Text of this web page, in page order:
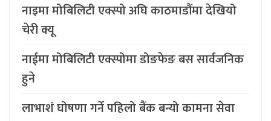
नाइमा मोबिलिटी एक्स्पो अघि काठमाडौंमा देखियो
चेरी क्यू
नाईमा मोबिलिटी एक्स्पोमा डोङफेङ बस सार्वजनिक
हुने
लाभाशं घोषणा गर्ने पहिलो बैंक बन्यो कामना सेवा